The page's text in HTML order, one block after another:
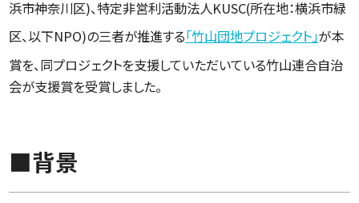
浜市神奈川区)、特定非営利活動法人KUSC(所在地：横浜市緑
区、以下NPO)の三者が推進する「竹山団地プロジェクト」が本
賞を、同プロジェクトを支援していただいている竹山連合自治
会が支援賞を受賞しました。
■背景